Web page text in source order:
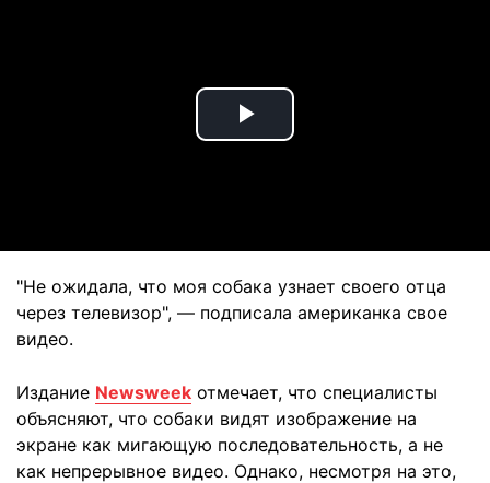
Play
"Не ожидала, что моя собака узнает своего отца
через телевизор", — подписала американка свое
видео.
Издание Newsweek отмечает, что специалисты
объясняют, что собаки видят изображение на
экране как мигающую последовательность, а не
как непрерывное видео. Однако, несмотря на это,